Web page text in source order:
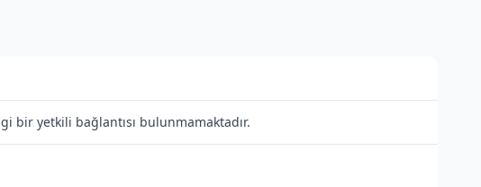
bir yetkili bağlantısı bulunmamaktadır.